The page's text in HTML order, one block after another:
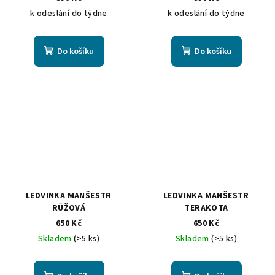
k odeslání do týdne
Do košíku
k odeslání do týdne
Do košíku
LEDVINKA MANŠESTR
RŮŽOVÁ
650 Kč
Skladem(>5 ks)
LEDVINKA MANŠESTR
TERAKOTA
650 Kč
Skladem(>5 ks)